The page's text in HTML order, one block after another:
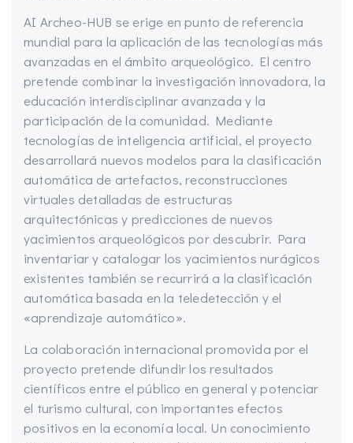
AI Archeo-HUB se erige en punto de referencia
mundial para la aplicación de las tecnologías más
avanzadas en el ámbito arqueológico. El centro
pretende combinar la investigación innovadora, la
educación interdisciplinar avanzada y la
participación de la comunidad. Mediante
tecnologías de inteligencia artificial, el proyecto
desarrollará nuevos modelos para la clasificación
automática de artefactos, reconstrucciones
virtuales detalladas de estructuras
arquitectónicas y predicciones de nuevos
yacimientos arqueológicos por descubrir. Para
inventariar y catalogar los yacimientos nurágicos
existentes también se recurrirá a la clasificación
automática basada en la teledetección y el
«aprendizaje automático».
La colaboración internacional promovida por el
proyecto pretende difundir los resultados
científicos entre el público en general y potenciar
el turismo cultural, con importantes efectos
positivos en la economía local. Un conocimiento